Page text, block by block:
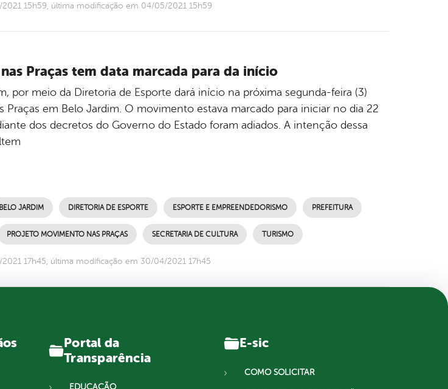
15h59, última modificação em 04/05/2021 15h59
Praças tem data marcada para da início
por meio da Diretoria de Esporte dará início na próxima segunda-feira (3)
em Belo Jardim. O movimento estava marcado para iniciar no dia 22
dos decretos do Governo do Estado foram adiados. A intenção dessa
BELO JARDIM DIRETORIA DE ESPORTE ESPORTE E EMPREENDEDORISMO PREFEITURA
PROJETO MOVIMENTO NAS PRAÇAS SECRETARIA DE CULTURA TURISMO
17h45, última modificação em 30/04/2021 17h45
Portal da
Transparência
EDUCAÇÃO
E-sic
COMO SOLICITAR